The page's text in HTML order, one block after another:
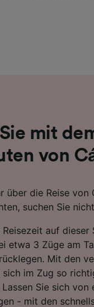
Sie mit
von
über die Reise
suchen Sie
Reisezeit auf
etwa 3 Züge am
Mit den
sich im Zug so
Sie sich
- mit den